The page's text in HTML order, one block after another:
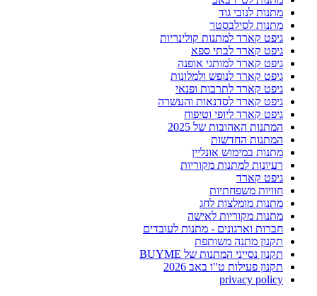
מתנות לנובי גוד
מתנות לסילבסטר
גיפט קארד למתנות קולינריות
גיפט קארד לבתי ספא
גיפט קארד למותגי אופנה
גיפט קארד לנופש ולמלונות
גיפט קארד לתרבות ופנאי
גיפט קארד לסדנאות והעשרה
גיפט קארד ליופי וטיפוח
המתנות האהובות של 2025
המתנות החדשות
מתנות במימוש אונליין
רעיונות למתנות מקוריות
גיפט קארד
חוויות משפחתיות
מתנות מומלצות לחג
מתנות מקוריות לאישה
חברות וארגונים - מתנות לעובדים
תקנון מתנה משותפת
תקנון נסייני המתנות של BUYME
תקנון פעילות ט"ו באב 2026
privacy policy